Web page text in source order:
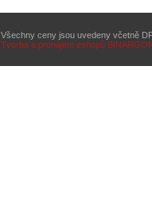
Všechny ceny jsou uvedeny včetně
Tvorba a pronájem eshopů